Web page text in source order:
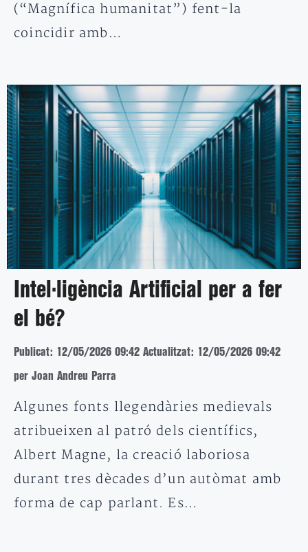
(“Magnífica humanitat”) fent-la
coincidir amb…
Intel·ligència Artificial per a fer
el bé?
Publicat: 12/05/2026 09:42 Actualitzat: 12/05/2026 09:42
per Joan Andreu Parra
Algunes fonts llegendàries medievals
atribueixen al patró dels científics,
Albert Magne, la creació laboriosa
durant tres dècades d’un autòmat amb
forma de cap parlant. Es…